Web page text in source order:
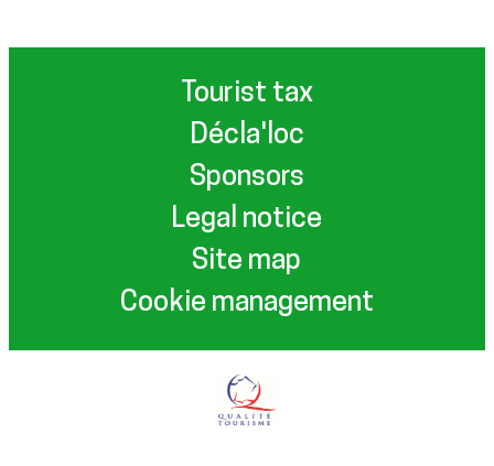
Tourist tax
Décla'loc
Sponsors
Legal notice
Site map
Cookie management